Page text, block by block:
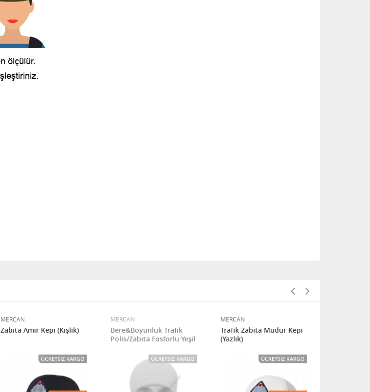
MERCAN
Zabıta Amir Kepi (Kışlık)
ÜCRETSIZ KARGO
MERCAN
Bere&Boyunluk Trafik
Polis/Zabıta Fosforlu Yeşil
ÜCRETSIZ KARGO
MERCAN
Trafik Zabıta Müdür Kepi
(Yazlık)
ÜCRETSIZ KARGO